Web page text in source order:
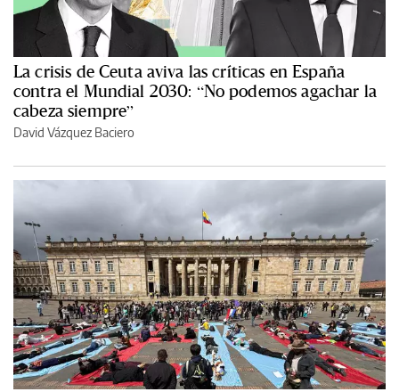
La crisis de Ceuta aviva las críticas en España
contra el Mundial 2030: “No podemos agachar la
cabeza siempre”
David Vázquez Baciero